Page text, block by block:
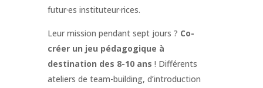
futur·es instituteur·rices.
Leur mission pendant sept jours ? Co-
créer un jeu pédagogique à
destination des 8-10 ans ! Différents
ateliers de team-building, d’introduction